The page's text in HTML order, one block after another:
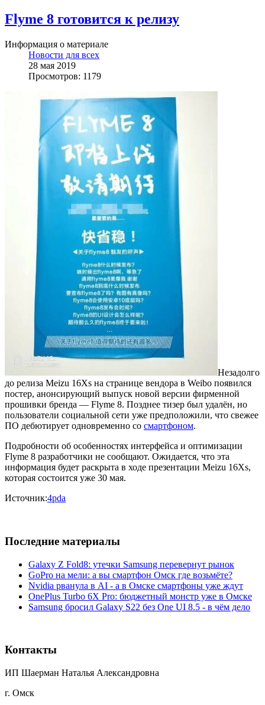
Flyme 8 готовится к релизу
Информация о материале
Новости для всех
28 мая 2019
Просмотров: 1179
Незадолго
до релиза Meizu 16Xs на странице вендора в Weibo появился
постер, анонсирующий выпуск новой версии фирменной
прошивки бренда — Flyme 8. Позднее тизер был удалён, но
пользователи социальной сети уже предположили, что свежее
ПО дебютирует одновременно со смартфоном.
Подробности об особенностях интерфейса и оптимизации
Flyme 8 разработчики не сообщают. Ожидается, что эта
информация будет раскрыта в ходе презентации Meizu 16Xs,
которая состоится уже 30 мая.
Источник:4pda
Последние материалы
Galaxy Z Fold8: утечки Samsung перевернут рынок
GoPro на мели: а вы смартфон Омск где возьмёте?
Nvidia рванула в AI - а в Омске смартфоны уже ждут
OnePlus Turbo 6X Pro: бюджетный монстр уже в Омске
Samsung бросил Galaxy S22 без One UI 8.5 - в чём дело
Контакты
ИП Шаерман Наталья Александровна
г. Омск